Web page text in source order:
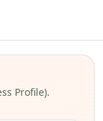
Profile).